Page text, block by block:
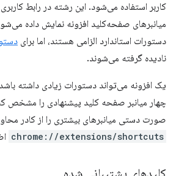
کاربر استفاده می‌شود. این رشته در رابط
میانبرهای صفحه‌کلید افزونه نمایش داده
دستورات استاندارد الزامی هستند، اما برای
نادیده گرفته می‌شوند.
یک افزونه می‌تواند دستورات زیادی داشته
چهار میانبر صفحه کلید پیشنهادی را مشخص
صورت دستی میانبرهای بیشتری را از کادر
chrome://extensions/shortcuts